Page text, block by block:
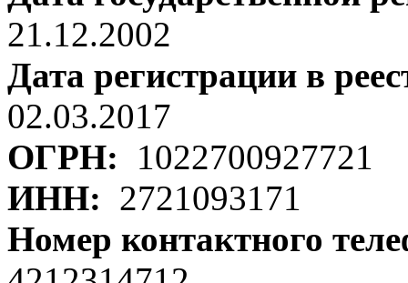
21.12.2002
Дата регистрации в
02.03.2017
ОГРН:
1022700927721
ИНН: 2721093171
Номер контактного